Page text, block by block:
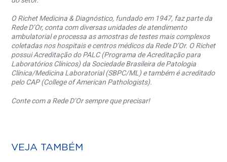
O Richet Medicina & Diagnóstico, fundado em 1947, faz parte da
Rede D’Or, conta com diversas unidades de atendimento
ambulatorial e processa as amostras de testes mais complexos
coletadas nos hospitais e centros médicos da Rede D’Or. O Richet
possui Acreditação do PALC (Programa de Acreditação para
Laboratórios Clínicos) da Sociedade Brasileira de Patologia
Clínica/Medicina Laboratorial (SBPC/ML) e também é acreditado
pelo CAP (College of American Pathologists).
Conte com a Rede D’Or sempre que precisar!
VEJA TAMBÉM